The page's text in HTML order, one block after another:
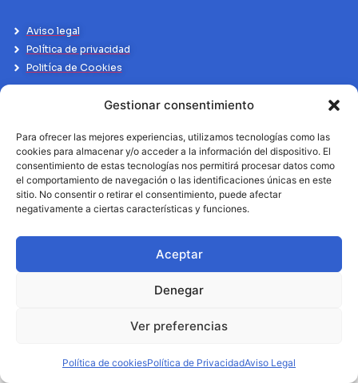
Gestionar consentimiento
Para ofrecer las mejores experiencias, utilizamos tecnologías como las
cookies para almacenar y/o acceder a la información del dispositivo. El
consentimiento de estas tecnologías nos permitirá procesar datos como
el comportamiento de navegación o las identificaciones únicas en este
sitio. No consentir o retirar el consentimiento, puede afectar
negativamente a ciertas características y funciones.
Aceptar
Denegar
Ver preferencias
Política de cookiesPolítica de PrivacidadAviso Legal
Aviso legal
Política de privacidad
Politíca de Cookies